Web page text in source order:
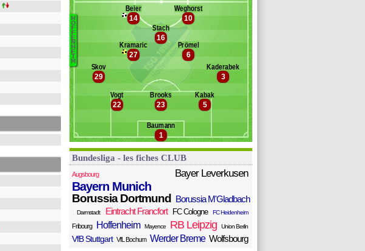
Laidouni
Hollerbach
Banc des remplaçantsHoffenheim
Samassekou
Akpoguma
H
O
F
F
E
N
H
E
I
M
1
Baumann
5
Kabak
23
Brooks
22
Vogt
3
Kaderabek
29
Skov
6
Prömel
27
Kramaric
16
Stach
10
Weghorst
14
Beier
Bundesliga - les fiches CLUB
Augsbourg Bayer Leverkusen
Bayern Munich
Borussia Dortmund Borussia M'Gladbach
Darmstadt Eintracht Francfort FC Cologne FC Heidenheim
Fribourg Hoffenheim Mayence RB Leipzig Union Berlin
VfB Stuttgart VfL Bochum Werder Breme Wolfsbourg